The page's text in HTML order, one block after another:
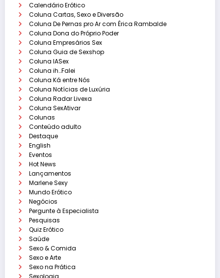
Calendário Erótico
Coluna Cartas, Sexo e Diversão
Coluna De Pernas pro Ar com Érica Rambalde
Coluna Dona do Próprio Poder
Coluna Empresários Sex
Coluna Guia de Sexshop
Coluna IASex
Coluna ih…Falei
Coluna Ká entre Nós
Coluna Notícias de Luxúria
Coluna Radar Livexa
Coluna SexAtivar
Colunas
Conteúdo adulto
Destaque
English
Eventos
Hot News
Lançamentos
Marlene Sexy
Mundo Erótico
Negócios
Pergunte à Especialista
Pesquisas
Quiz Erótico
Saúde
Sexo & Comida
Sexo e Arte
Sexo na Prática
Sexologia